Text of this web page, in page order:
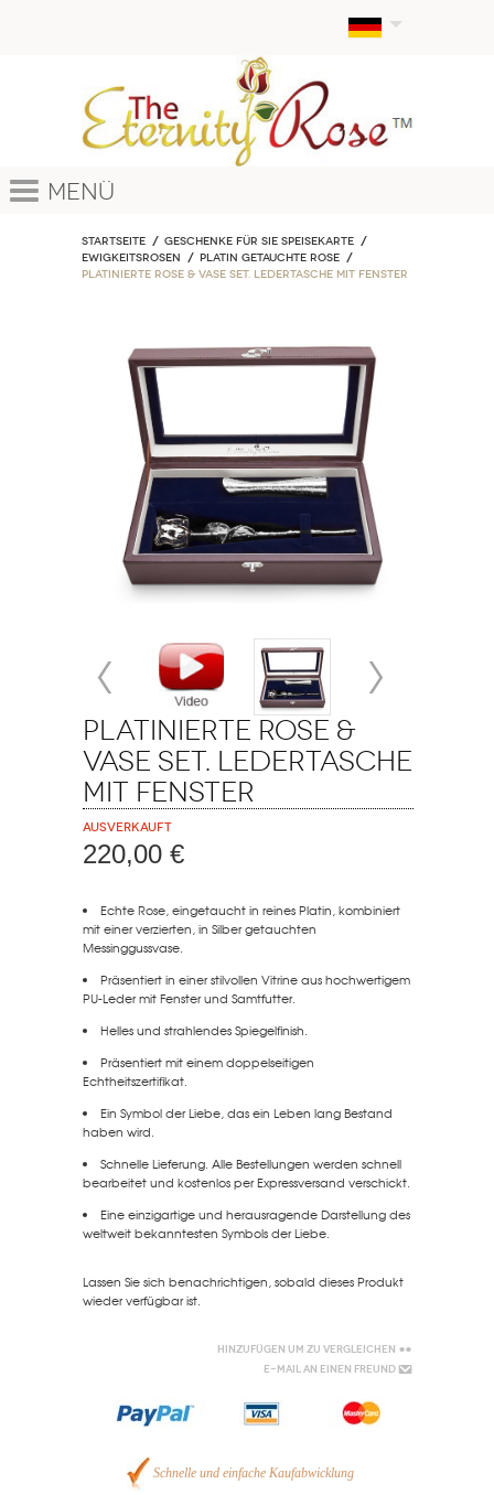
Menü
Startseite
Geschenke für sie Speisekarte
EWIGKEITSROSEN
Platin getauchte Rose
Platinierte Rose & Vase Set. Ledertasche mit Fenster
Platinierte Rose &
Vase Set. Ledertasche
mit Fenster
Ausverkauft
220,00 €
Echte Rose, eingetaucht in reines Platin, kombiniert
mit einer verzierten, in Silber getauchten
Messinggussvase.
Präsentiert in einer stilvollen Vitrine aus hochwertigem
PU-Leder mit Fenster und Samtfutter.
Helles und strahlendes Spiegelfinish.
Präsentiert mit einem doppelseitigen
Echtheitszertifikat.
Ein Symbol der Liebe, das ein Leben lang Bestand
haben wird.
Schnelle Lieferung. Alle Bestellungen werden schnell
bearbeitet und kostenlos per Expressversand verschickt.
Eine einzigartige und herausragende Darstellung des
weltweit bekanntesten Symbols der Liebe.
Lassen Sie sich benachrichtigen, sobald dieses Produkt
wieder verfügbar ist.
Hinzufügen um zu vergleichen
E-Mail an einen Freund
Schnelle und einfache Kaufabwicklung